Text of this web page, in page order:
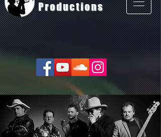
Productions